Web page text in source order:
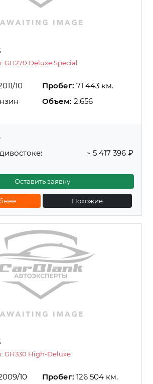
GH270 Deluxe Special
10 Пробег: 71 443 км.
Объем: 2.656
~ 5 417 396 ₽
Оставить заявку
Похожие
GH330 High-Deluxe
10 Пробег: 126 504 км.